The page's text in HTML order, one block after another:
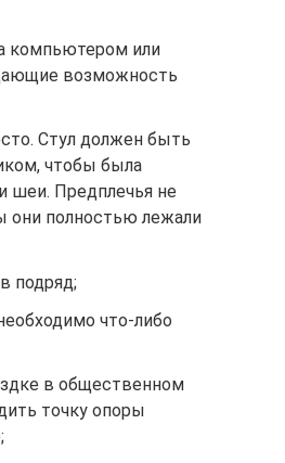
компьютером или
возможность
Стул должен быть
чтобы была
шеи. Предплечья не
они полностью лежали
подряд;
что-либо
в общественном
точку опоры